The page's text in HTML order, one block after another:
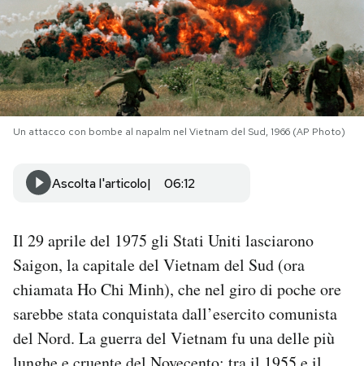
NEWSLETTER
I MIEI PREFERITI
SHOP
CALENDARIO
Area Personale
Regala il Post
Hai bisogno di aiuto?
Un attacco con bombe al napalm nel Vietnam del Sud, 1966 (AP Photo)
Ascolta l'articolo 06:12
Il 29 aprile del 1975 gli Stati Uniti lasciarono
Saigon, la capitale del Vietnam del Sud (ora
chiamata Ho Chi Minh), che nel giro di poche ore
sarebbe stata conquistata dall’esercito comunista
del Nord. La guerra del Vietnam fu una delle più